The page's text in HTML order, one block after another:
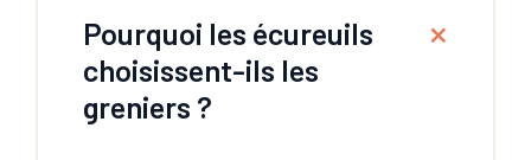
Pourquoi les écureuils
choisissent-ils les
greniers ?